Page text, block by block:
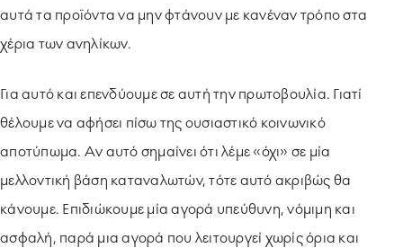
αυτά τα προϊόντα να μην φτάνουν με κανέναν τρόπο στα
χέρια των ανηλίκων.
Για αυτό και επενδύουμε σε αυτή την πρωτοβουλία. Γιατί
θέλουμε να αφήσει πίσω της ουσιαστικό κοινωνικό
αποτύπωμα. Αν αυτό σημαίνει ότι λέμε «όχι» σε μία
μελλοντική βάση καταναλωτών, τότε αυτό ακριβώς θα
κάνουμε. Επιδιώκουμε μία αγορά υπεύθυνη, νόμιμη και
ασφαλή, παρά μια αγορά που λειτουργεί χωρίς όρια και